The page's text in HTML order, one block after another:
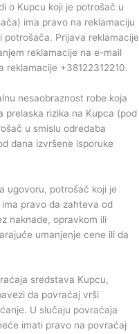
o Kupcu koji je potrošač u
ima pravo na reklamaciju
potrošača. Prijava reklamacije
reklamacije na e-mail
reklamacije +38122312210.
nesaobraznost robe koja
prelaska rizika na Kupca (pod
u smislu odredaba
dana izvršene isporuke
ugovoru, potrošač koji je
pravo da zahteva od
naknade, opravkom ili
umanjenje cene ili da
sredstava Kupcu,
da povraćaj vrši
U slučaju povraćaja
imati pravo na povraćaj